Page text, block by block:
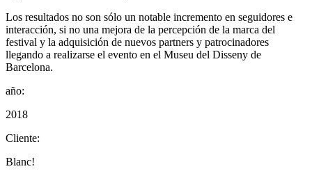
Los resultados no son sólo un notable incremento en seguidores e
interacción, si no una mejora de la percepción de la marca del
festival y la adquisición de nuevos partners y patrocinadores
llegando a realizarse el evento en el Museu del Disseny de
Barcelona.
año:
2018
Cliente:
Blanc!